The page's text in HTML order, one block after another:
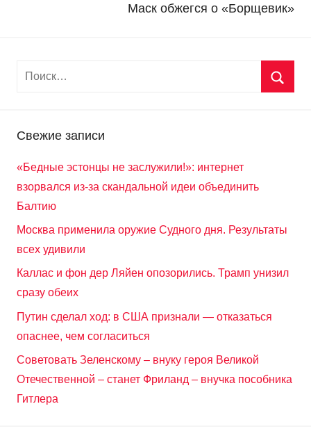
Маск обжегся о «Борщевик»
Свежие записи
«Бедные эстонцы не заслужили!»: интернет
взорвался из-за скандальной идеи объединить
Балтию
Москва применила оружие Судного дня. Результаты
всех удивили
Каллас и фон дер Ляйен опозорились. Трамп унизил
сразу обеих
Путин сделал ход: в США признали — отказаться
опаснее, чем согласиться
Советовать Зеленскому – внуку героя Великой
Отечественной – станет Фриланд – внучка пособника
Гитлера